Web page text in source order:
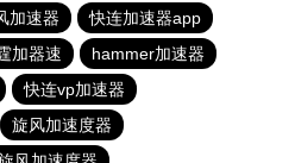
加速器
快连加速器app
加器速
hammer加速器
快连vp加速器
旋风加速度器